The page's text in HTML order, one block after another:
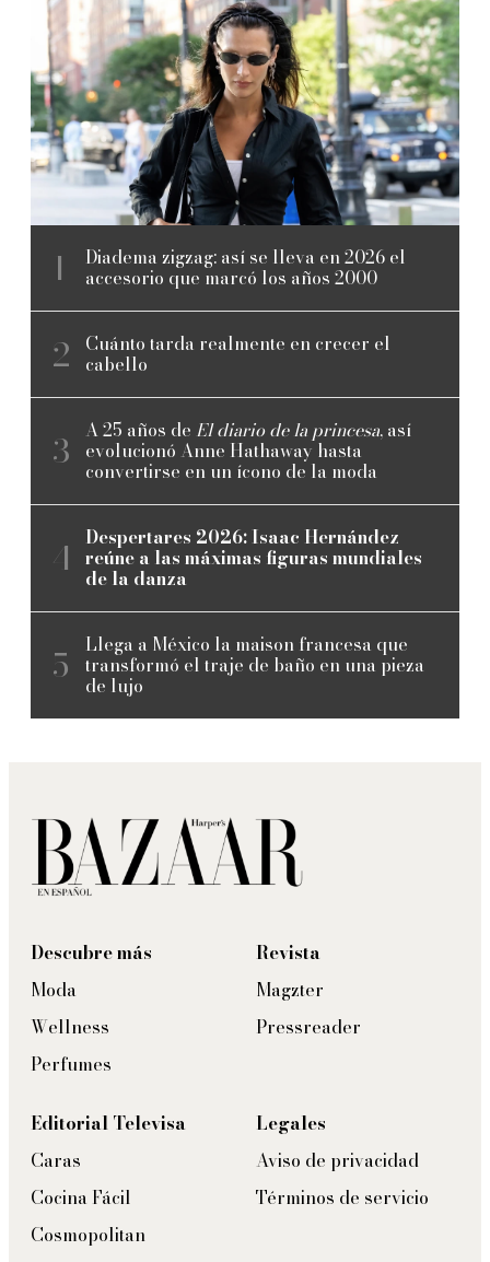
Diadema zigzag: así se lleva en 2026 el
accesorio que marcó los años 2000
Cuánto tarda realmente en crecer el
cabello
A 25 años de El diario de la princesa, así
evolucionó Anne Hathaway hasta
convertirse en un ícono de la moda
Despertares 2026: Isaac Hernández
reúne a las máximas figuras mundiales
de la danza
Llega a México la maison francesa que
transformó el traje de baño en una pieza
de lujo
Descubre más
Moda
Wellness
Perfumes
Revista
Magzter
Pressreader
Editorial Televisa
Caras
Cocina Fácil
Cosmopolitan
Legales
Aviso de privacidad
Términos de servicio